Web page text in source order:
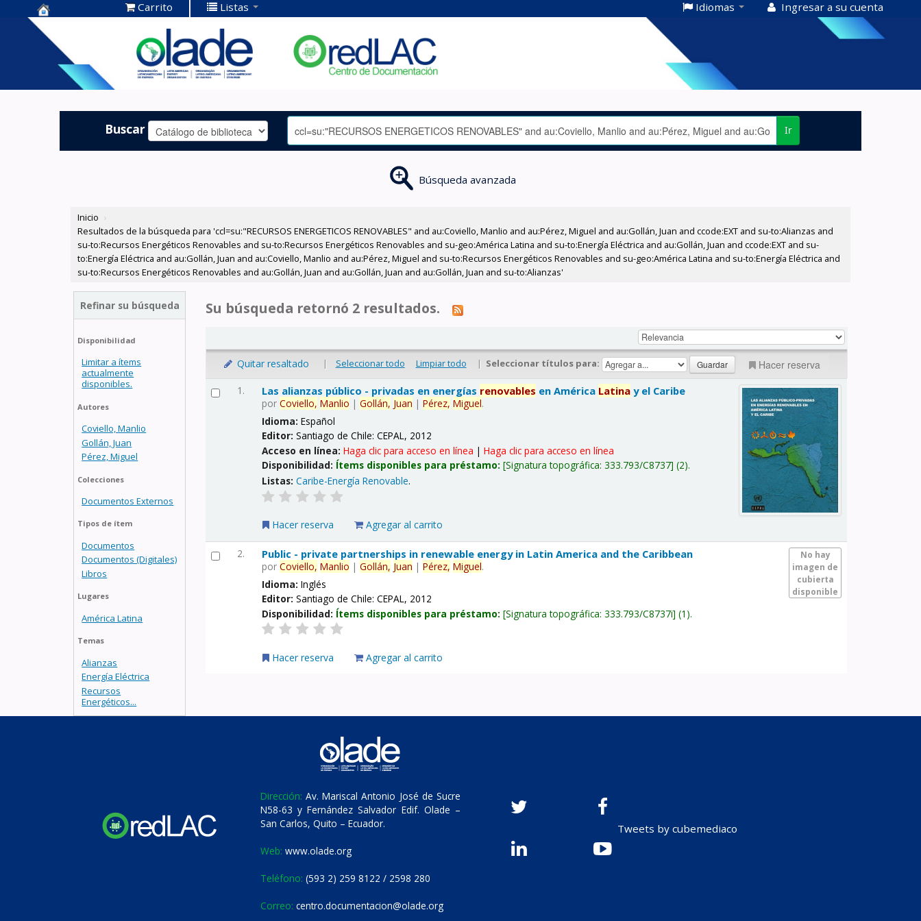
Centro de
Documentación
OLADE -
Carrito Listas Idiomas Ingresar a su cuenta
Buscar Ir
Búsqueda avanzada
Inicio ›
Resultados de la búsqueda para 'ccl=su:"RECURSOS ENERGETICOS RENOVABLES" and au:Coviello, Manlio and au:Pérez, Miguel and au:Gollán, Juan and ccode:EXT and su-to:Alianzas and
su-to:Recursos Energéticos Renovables and su-to:Recursos Energéticos Renovables and su-geo:América Latina and su-to:Energía Eléctrica and au:Gollán, Juan and ccode:EXT and su-
to:Energía Eléctrica and au:Gollán, Juan and au:Coviello, Manlio and au:Pérez, Miguel and su-to:Recursos Energéticos Renovables and su-geo:América Latina and su-to:Energía Eléctrica and
su-to:Recursos Energéticos Renovables and au:Gollán, Juan and au:Gollán, Juan and au:Gollán, Juan and su-to:Alianzas'
Refinar su búsqueda
Disponibilidad
Limitar a ítems
actualmente
disponibles.
Autores
Coviello, Manlio
Gollán, Juan
Pérez, Miguel
Colecciones
Documentos Externos
Tipos de ítem
Documentos
Documentos (Digitales)
Libros
Lugares
América Latina
Temas
Alianzas
Energía Eléctrica
Recursos
Energéticos...
Su búsqueda retornó 2 resultados.
Quitar resaltado | Seleccionar todo Limpiar todo | Seleccionar títulos para: Hacer reserva
1. Las alianzas público - privadas en energías renovables en América Latina y el Caribe
porCoviello, Manlio |Gollán, Juan |Pérez, Miguel.
Idioma:Español
Editor:Santiago de Chile: CEPAL, 2012
Acceso en línea:Haga clic para acceso en línea |Haga clic para acceso en línea
Disponibilidad: Ítems disponibles para préstamo: Signatura topográfica:333.793/C8737 (2).
Listas: Caribe-Energía Renovable.
Hacer reserva Agregar al carrito
2.
No hay
imagen de
cubierta
disponible
Public - private partnerships in renewable energy in Latin America and the Caribbean
porCoviello, Manlio |Gollán, Juan |Pérez, Miguel.
Idioma:Inglés
Editor:Santiago de Chile: CEPAL, 2012
Disponibilidad: Ítems disponibles para préstamo: Signatura topográfica:333.793/C8737i (1).
Hacer reserva Agregar al carrito
Dirección: Av. Mariscal Antonio José de Sucre
N58-63 y Fernández Salvador Edif. Olade –
San Carlos, Quito – Ecuador.
Web: www.olade.org
Teléfono: (593 2) 259 8122 / 2598 280
Correo: centro.documentacion@olade.org
Tweets by cubemediaco